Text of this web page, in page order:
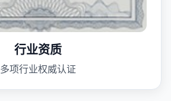
行业资质
多项行业权威认证